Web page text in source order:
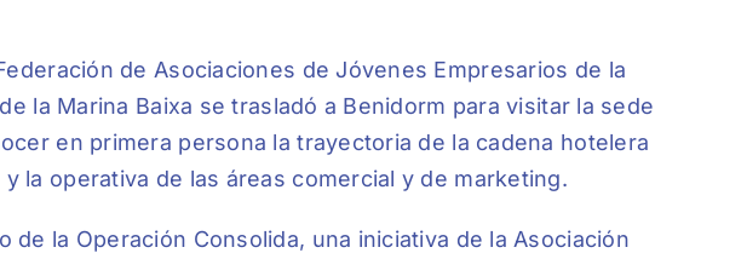
de Asociaciones de Jóvenes Empresarios de la
la Marina Baixa se trasladó a Benidorm para visitar la sede
en primera persona la trayectoria de la cadena hotelera
la operativa de las áreas comercial y de marketing.
de la Operación Consolida, una iniciativa de la Asociación